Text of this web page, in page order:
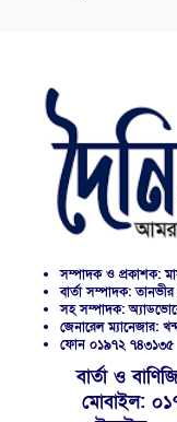
সম্পাদক ও প্রকাশক:
বার্তা সম্পাদক:
সহ সম্পাদক:
জেনারেল ম্যানেজার:
ফোন ০১৯৭২ ৭৪৩১৩৫
বার্তা ও
মোবাইল: